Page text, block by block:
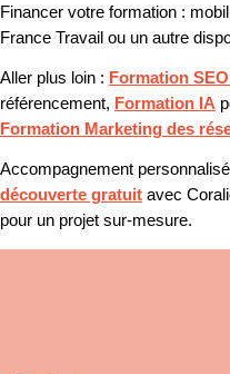
Financer votre formation :
France Travail ou un autre
Aller plus loin : Formation SEO
référencement, Formation IA
Formation Marketing des
Accompagnement
découverte gratuit avec
pour un projet sur-mesure.